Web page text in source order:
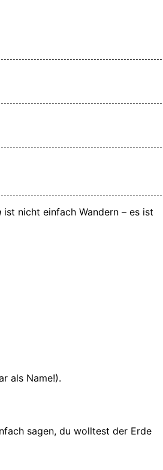
ist nicht einfach Wandern – es ist
als Name!).
sagen, du wolltest der Erde